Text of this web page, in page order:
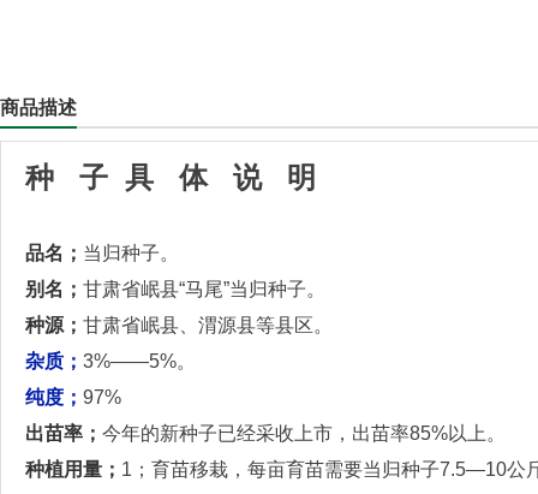
商品描述
种 子 具 体 说 明
品名； 当归种子。
别名； 甘肃省岷县“马尾”当归种子。
种源； 甘肃省岷县、渭源县等县区。
杂质； 3%——5%。
纯度； 97%
出苗率； 今年的新种子已经采收上市，出苗率85%以上。
种植用量； 1；育苗移栽，每亩育苗需要当归种子7.5—10公